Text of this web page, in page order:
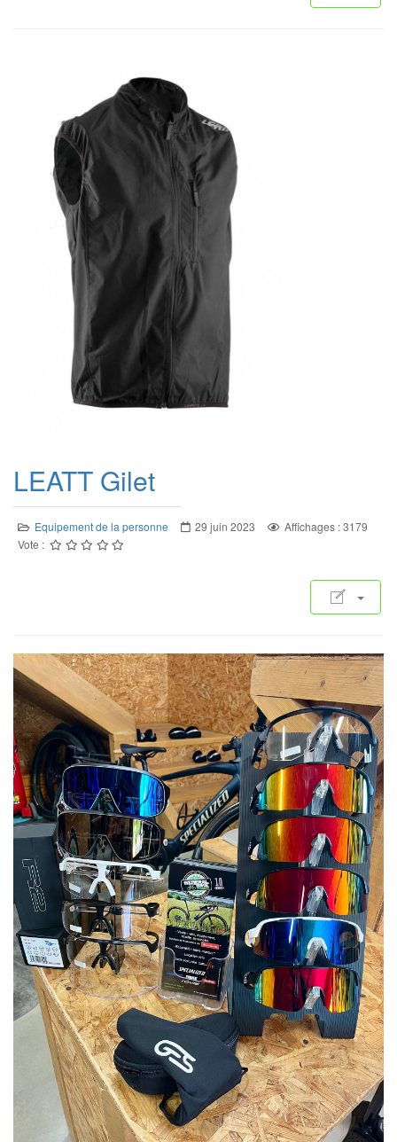
LEATT Gilet
Equipement de la personne 29 juin 2023
Affichages : 3179
Vote :